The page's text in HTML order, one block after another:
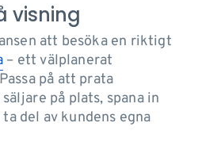
visning
att besöka en riktigt
– ett välplanerat
på att prata
på plats, spana in
del av kundens egna